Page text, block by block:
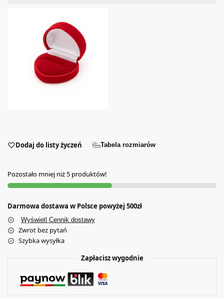
Dodaj do listy życzeń Tabela rozmiarów
Pozostało mniej niż 5 produktów!
Darmowa dostawa w Polsce powyżej 500zł
Wyświetl Cennik dostawy
Zwrot bez pytań
Szybka wysyłka
Zapłacisz wygodnie